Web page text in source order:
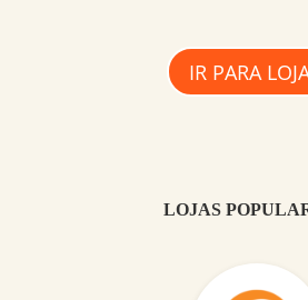
IR PARA
LOJAS